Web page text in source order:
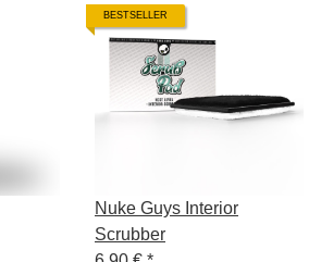
BESTSELLER
Nuke Guys Interior
Scrubber